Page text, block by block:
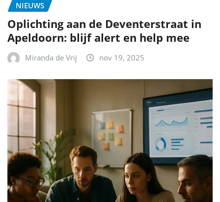
NIEUWS
Oplichting aan de Deventerstraat in
Apeldoorn: blijf alert en help mee
Miranda de Vrij nov 19, 2025